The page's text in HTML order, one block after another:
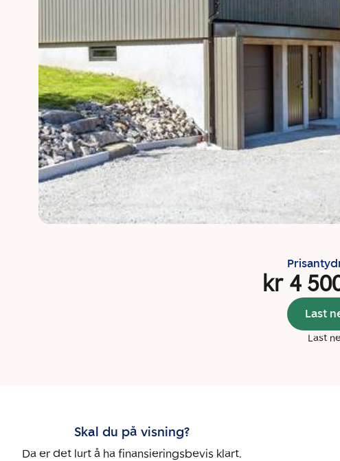
kr 4
Last
Last
Skal du på visning?
Da er det lurt å ha finansieringsbevis klart.